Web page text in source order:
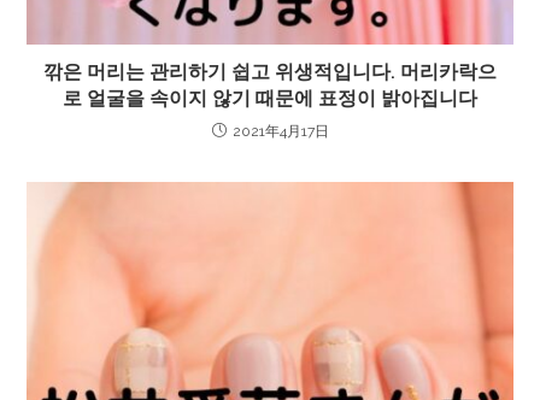
깎은 머리는 관리하기 쉽고 위생적입니다. 머리카락으
로 얼굴을 속이지 않기 때문에 표정이 밝아집니다
2021年4月17日